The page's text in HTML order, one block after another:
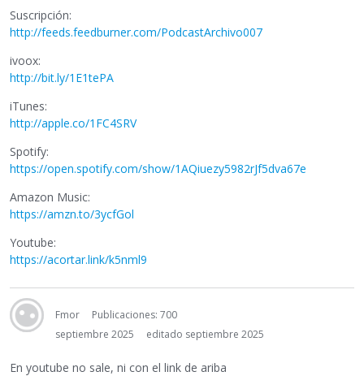
Suscripción:
http://feeds.feedburner.com/PodcastArchivo007
ivoox:
http://bit.ly/1E1tePA
iTunes:
http://apple.co/1FC4SRV
Spotify:
https://open.spotify.com/show/1AQiuezy5982rJf5dva67e
Amazon Music:
https://amzn.to/3ycfGol
Youtube:
https://acortar.link/k5nml9
Fmor
Publicaciones: 700
septiembre 2025
editado septiembre 2025
En youtube no sale, ni con el link de ariba